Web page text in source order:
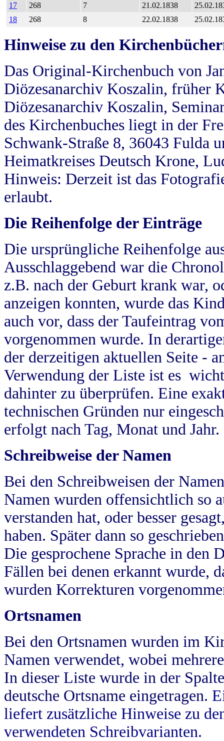
17
268 7 21.02.1838
18
268 8 22.02.1838
Hinweise zu den
Das Original-Kirchenbuch von
Diözesanarchiv Koszalin, früher
Diözesanarchiv Koszalin,
des Kirchenbuches liegt in der
Schwank-Straße 8, 36043 Fulda
Heimatkreises Deutsch Krone,
Hinweis: Derzeit ist das
erlaubt.
Die Reihenfolge der Einträge
Die ursprüngliche Reihenfolge
Ausschlaggebend war die
z.B. nach der Geburt krank war,
anzeigen konnten, wurde das
auch vor, dass der Taufeintrag
vorgenommen wurde. In
der derzeitigen aktuellen Seite -
Verwendung der Liste ist es
dahinter zu überprüfen. Eine
technischen Gründen nur
erfolgt nach Tag, Monat und Jahr.
Schreibweise der Namen
Bei den Schreibweisen der
Namen wurden offensichtlich so
verstanden hat, oder besser
haben. Später dann so
Die gesprochene Sprache in
Fällen bei denen erkannt wurde,
wurden Korrekturen
Ortsnamen
Bei den Ortsnamen wurden im
Namen verwendet, wobei
In dieser Liste wurde in der
deutsche Ortsname eingetragen.
liefert zusätzliche Hinweise zu
verwendeten Schreibvarianten.